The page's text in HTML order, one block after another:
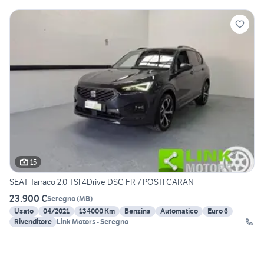
15
SEAT Tarraco 2.0 TSI 4Drive DSG FR 7 POSTI GARAN
23.900 €Seregno(MB)
Usato
04/2021 134000 Km Benzina Automatico
Euro 6
Rivenditore Link Motors - Seregno